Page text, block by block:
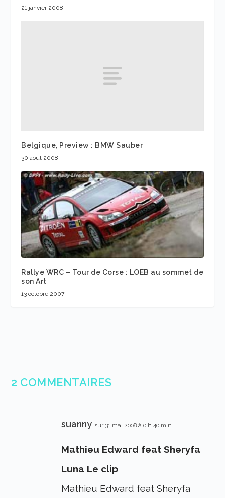
21 janvier 2008
Belgique, Preview : BMW Sauber
30 août 2008
Rallye WRC – Tour de Corse : LOEB au sommet de
son Art
13 octobre 2007
2 COMMENTAIRES
suanny sur 31 mai 2008 à 0 h 40 min
Mathieu Edward feat Sheryfa
Luna Le clip
Mathieu Edward feat Sheryfa